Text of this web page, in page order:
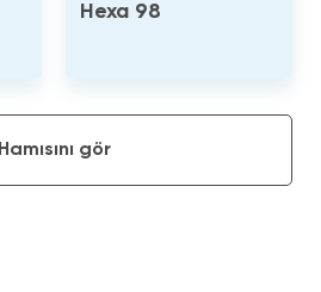
Hexa 98
Hamısını gör